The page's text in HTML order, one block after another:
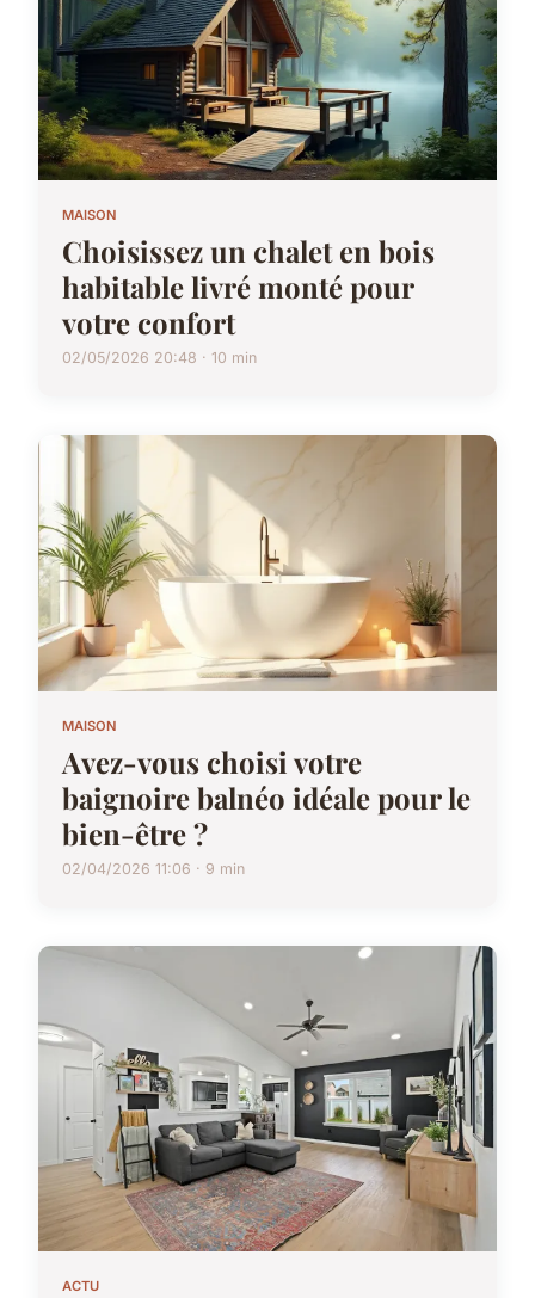
MAISON
Choisissez un chalet en bois
habitable livré monté pour
votre confort
02/05/2026 20:48 · 10 min
MAISON
Avez-vous choisi votre
baignoire balnéo idéale pour le
bien-être ?
02/04/2026 11:06 · 9 min
ACTU